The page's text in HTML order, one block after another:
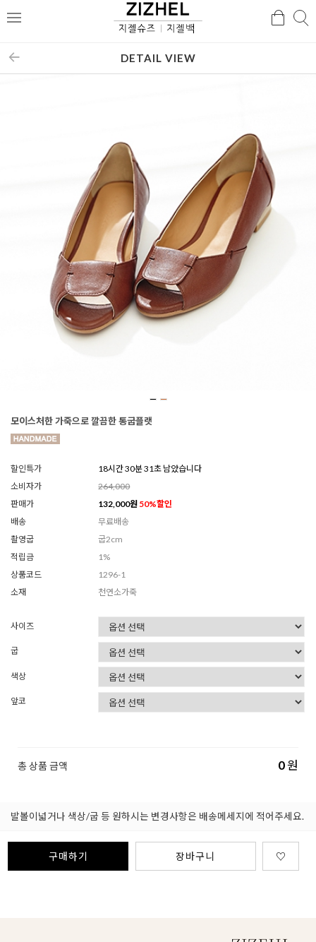
메
검
DETAIL VIEW
모이스처한 가죽으로 깔끔한 통굽플랫
할인특가
18시간 30분 29초 남았습니다
소비자가
264,000
판매가
132,000원 50%할인
배송
무료배송
촬영굽
굽2cm
적립금
1%
상품코드
1296-1
소재
천연소가죽
사이즈
굽
색상
앞코
총 상품 금액 0원
발볼이넓거나 색상/굽 등 원하시는 변경사항은 배송메세지에 적어주세요.
구매하기 장바구니 ♡